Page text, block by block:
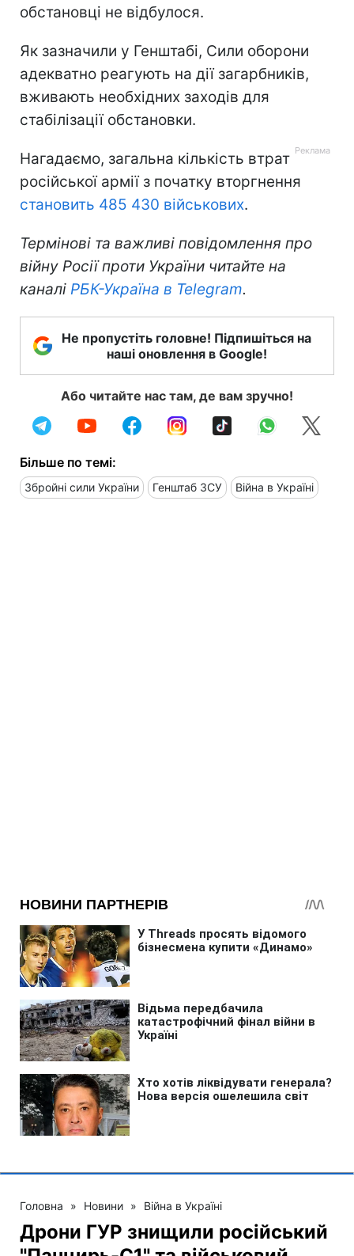
обстановці не відбулося.
Як зазначили у Генштабі, Сили оборони
адекватно реагують на дії загарбників,
вживають необхідних заходів для
стабілізації обстановки.
Нагадаємо, загальна кількість втрат
російської армії з початку вторгнення
становить 485 430 військових.
Термінові та важливі повідомлення про
війну Росії проти України читайте на
каналі РБК-Україна в Telegram.
Не пропустіть головне! Підпишіться на
наші оновлення в Google!
Або читайте нас там, де вам зручно!
Більше по темі:
Збройні сили України Генштаб ЗСУ Війна в Україні
Головна » Новини » Війна в Україні
Дрони ГУР знищили російський